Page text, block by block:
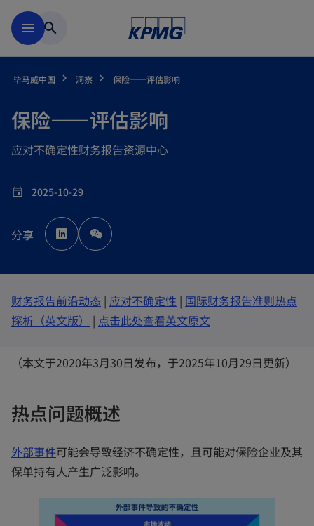
menu search
毕马威中国 洞察 保险——评估影响
保险——评估影响
应对不确定性财务报告资源中心
event 2025-10-29
分享 p
e
n
e
w
t
a
b
财务报告前沿动态 o
p
n
n
n
e
w
t
| 应对不确定性 o
p
n
n
w
t
| 国际财务报告准则热点
探析（英文版）
o
e
i
a
n
e
w
| 点击此处查看英文原文
e
a
e
w
（本文于2020年3月30日发布，于2025年10月29日更新）
热点问题概述
外部事件o
p
n
可能会导致经济不确定性，且可能对保险企业及其
保单持有人产生广泛影响。